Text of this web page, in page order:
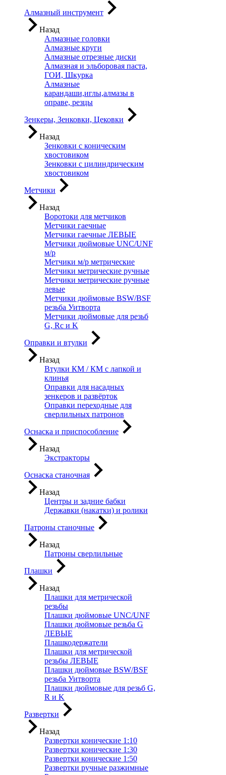
Алмазный инструмент
Назад
Алмазные головки
Алмазные круги
Алмазные отрезные диски
Алмазная и эльборовая паста,
ГОИ, Шкурка
Алмазные
карандаши,иглы,алмазы в
оправе, резцы
Зенкеры, Зенковки, Цековки
Назад
Зенковки с коническим
хвостовиком
Зенковки с цилиндрическим
хвостовиком
Метчики
Назад
Воротоки для метчиков
Метчики гаечные
Метчики гаечные ЛЕВЫЕ
Метчики дюймовые UNC/UNF
м/р
Метчики м/р метрические
Метчики метрические ручные
Метчики метрические ручные
левые
Метчики дюймовые BSW/BSF
резьба Уитворта
Метчики дюймовые для резьб
G, Rc и K
Оправки и втулки
Назад
Втулки КМ / КМ с лапкой и
клинья
Оправки для насадных
зенкеров и развёрток
Оправки переходные для
сверлильных патронов
Оснаска и приспособление
Назад
Экстракторы
Оснаска станочная
Назад
Центры и задние бабки
Державки (накатки) и ролики
Патроны станочные
Назад
Патроны сверлильные
Плашки
Назад
Плашки для метрической
резьбы
Плашки дюймовые UNC/UNF
Плашки дюймовые резьба G
ЛЕВЫЕ
Плашкодержатели
Плашки для метрической
резьбы ЛЕВЫЕ
Плашки дюймовые BSW/BSF
резьба Уитворта
Плашки дюймовые для резьб G,
R и K
Развертки
Назад
Развертки конические 1:10
Развертки конические 1:30
Развертки конические 1:50
Развертки ручные разжимные